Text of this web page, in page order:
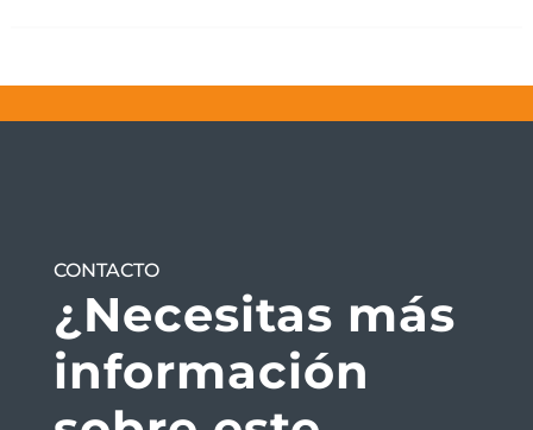
CONTACTO
¿Necesitas más
información